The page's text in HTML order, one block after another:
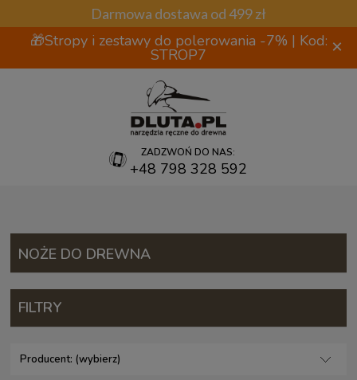
Darmowa dostawa od 499 zł
🎁Stropy i zestawy do polerowania -7% | Kod:
STROP7 ×
ZADZWOŃ DO NAS:
+48 798 328 592
NOŻE DO DREWNA
FILTRY
Producent: (wybierz)